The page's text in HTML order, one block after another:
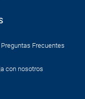
Preguntas Frecuentes
con nosotros